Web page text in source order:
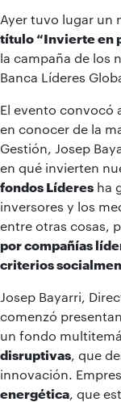
Ayer tuvo lugar un
título “Invierte en
la campaña de los
Banca Líderes
El evento convocó
en conocer de la
Gestión, Josep
en qué invierten
fondos Líderes ha
inversores y los
entre otras cosas,
por compañías
criterios
Josep Bayarri,
comenzó
un fondo
disruptivas, que
innovación.
energética, que